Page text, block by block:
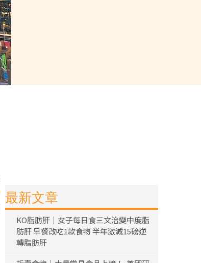
最新文章
KO脂肪肝｜女子每日食三文治變中度脂
肪肝 早餐改吃1款食物 半年激減15磅逆
轉脂肪肝